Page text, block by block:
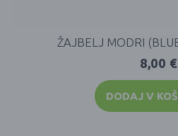
ŽAJBELJ MODRI
8,00 €
DODAJ V